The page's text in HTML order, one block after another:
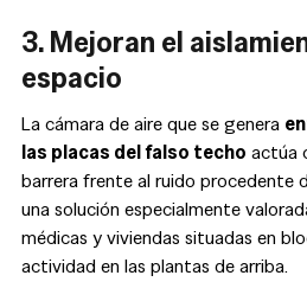
3. Mejoran el
espacio
La cámara de aire que se genera
las placas del falso techo actúa
barrera frente al ruido procedente
una solución especialmente
médicas y viviendas situadas en
actividad en las plantas de arriba.